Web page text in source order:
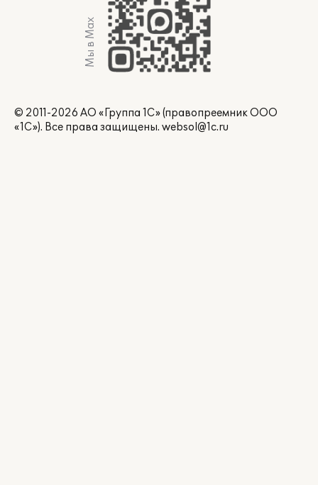
Мы в Max
© 2011-2026 АО «Группа 1С» (правопреемник ООО
«1С»). Все права защищены. websol@1c.ru